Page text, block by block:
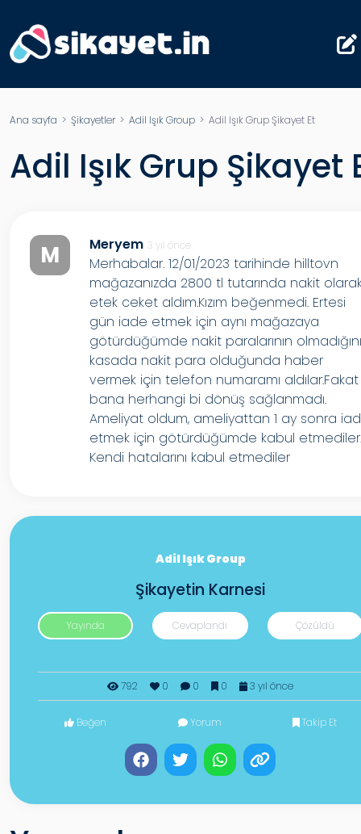
Ana sayfa > Şikayetler> Adil Işık Group > Adil Işık Grup Şikayet Et
Adil Işık Grup Şikayet
M Meryem 3 yıl önce
Merhabalar. 12/01/2023 tarihinde hilltovn
mağazanızda 2800 tl tutarında nakit
etek ceket aldım.Kızım beğenmedi. Ertesi
gün iade etmek için aynı mağazaya
götürdüğümde nakit paralarının
kasada nakit para olduğunda haber
vermek için telefon numaramı aldılar.Fakat
bana herhangi bi dönüş sağlanmadı.
Ameliyat oldum, ameliyattan 1 ay sonra
etmek için götürdüğümde kabul
Kendi hatalarını kabul etmediler
Adil Işık Group
Şikayetin Karnesi
Yayında Cevaplandı Çözüldü
792 0 0 0 3 yıl önce
Beğen Yorum Takip Et